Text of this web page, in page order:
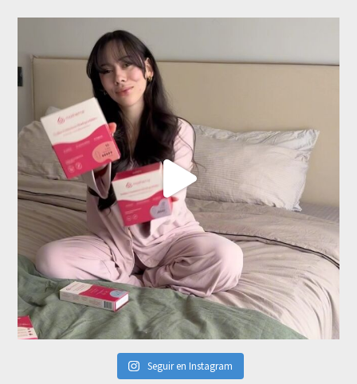
Seguir en Instagram